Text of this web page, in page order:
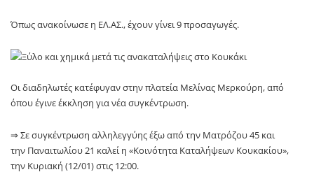
Όπως ανακοίνωσε η ΕΛ.ΑΣ., έχουν γίνει 9 προσαγωγές.
Οι διαδηλωτές κατέφυγαν στην πλατεία Μελίνας Μερκούρη, από
όπου έγινε έκκληση για νέα συγκέντρωση.
⇒ Σε συγκέντρωση αλληλεγγύης έξω από την Ματρόζου 45 και
την Παναιτωλίου 21 καλεί η «Κοινότητα Καταλήψεων Κουκακίου»,
την Κυριακή (12/01) στις 12:00.